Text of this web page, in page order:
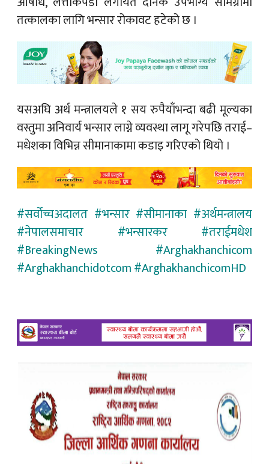
तत्कालका लागि भन्सार रोकावट हटेको छ ।
यसअघि अर्थ मन्त्रालयले १ सय रुपैयाँभन्दा बढी मूल्यका
वस्तुमा अनिवार्य भन्सार लाग्ने व्यवस्था लागू गरेपछि तराई–
मधेशका विभिन्न सीमानाकामा कडाइ गरिएको थियो ।
#सर्वोच्चअदालत #भन्सार #सीमानाका #अर्थमन्त्रालय
#नेपालसमाचार #भन्सारकर #तराईमधेश
#BreakingNews #Arghakhanchicom
#Arghakhanchidotcom #ArghakhanchicomHD